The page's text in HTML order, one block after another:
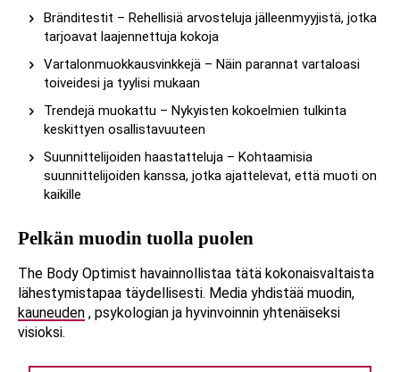
Bränditestit – Rehellisiä arvosteluja jälleenmyyjistä, jotka
tarjoavat laajennettuja kokoja
Vartalonmuokkausvinkkejä – Näin parannat vartaloasi
toiveidesi ja tyylisi mukaan
Trendejä muokattu – Nykyisten kokoelmien tulkinta
keskittyen osallistavuuteen
Suunnittelijoiden haastatteluja – Kohtaamisia
suunnittelijoiden kanssa, jotka ajattelevat, että muoti on
kaikille
Pelkän muodin tuolla puolen
The Body Optimist havainnollistaa tätä kokonaisvaltaista
lähestymistapaa täydellisesti. Media yhdistää muodin,
kauneuden , psykologian ja hyvinvoinnin yhtenäiseksi
visioksi.